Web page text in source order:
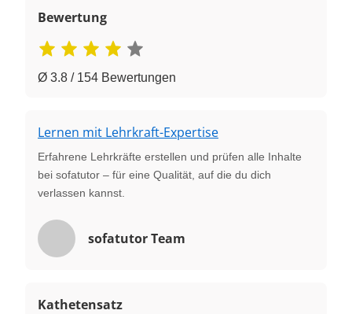
Bewertung
Ø 3.8 / 154 Bewertungen
Lernen mit Lehrkraft-Expertise
Erfahrene Lehrkräfte erstellen und prüfen alle Inhalte
bei sofatutor – für eine Qualität, auf die du dich
verlassen kannst.
sofatutor Team
Kathetensatz